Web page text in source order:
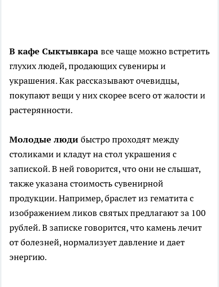
В кафе Сыктывкара все чаще можно встретить
глухих людей, продающих сувениры и
украшения. Как рассказывают очевидцы,
покупают вещи у них скорее всего от жалости и
растерянности.
Молодые люди быстро проходят между
столиками и кладут на стол украшения с
запиской. В ней говорится, что они не слышат,
также указана стоимость сувенирной
продукции. Например, браслет из гематита с
изображением ликов святых предлагают за 100
рублей. В записке говорится, что камень лечит
от болезней, нормализует давление и дает
энергию.